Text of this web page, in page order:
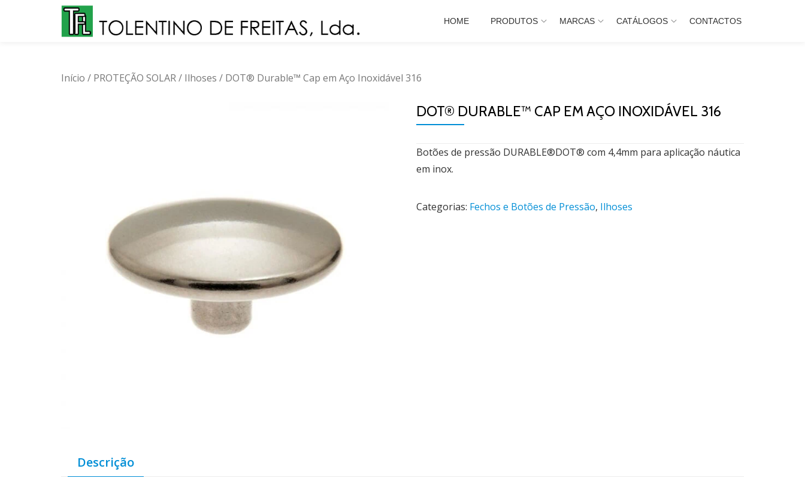
HOME PRODUTOS MARCAS CATÁLOGOS CONTACTOS
Início / PROTEÇÃO SOLAR/ Ilhoses / DOT® Durable™ Cap em Aço Inoxidável 316
DOT® DURABLE™ CAP EM AÇO INOXIDÁVEL 316
Botões de pressão DURABLE®DOT® com 4,4mm para aplicação náutica
em inox.
Categorias: Fechos e Botões de Pressão, Ilhoses
Descrição